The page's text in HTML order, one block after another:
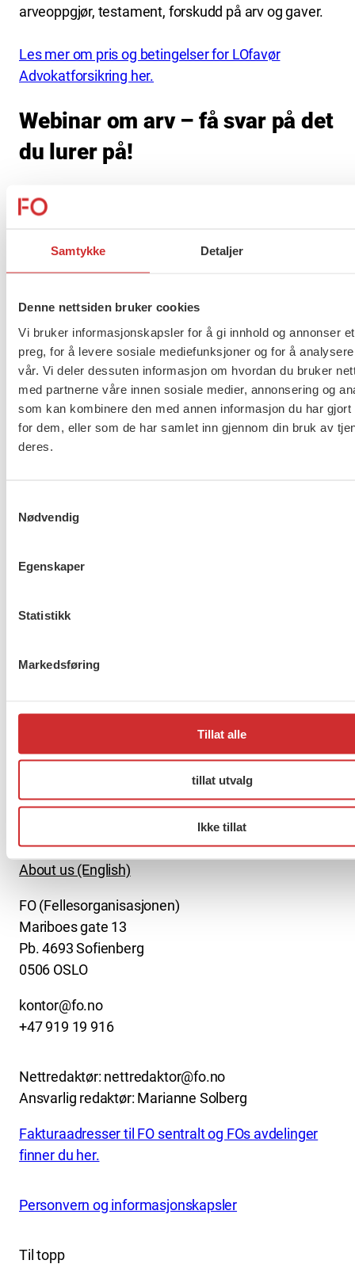
Samtykke Detaljer
Denne nettsiden bruker cookies
Vi bruker informasjonskapsler for å gi innhold og annonser
preg, for å levere sosiale mediefunksjoner og for å
vår. Vi deler dessuten informasjon om hvordan du bruker
med partnerne våre innen sosiale medier, annonsering og
som kan kombinere den med annen informasjon du har gjort
for dem, eller som de har samlet inn gjennom din bruk av
deres.
Nødvendig
Egenskaper
Statistikk
Markedsføring
Tillat alle
tillat utvalg
Ikke tillat
arveoppgjør, testament, forskudd på arv og gaver.
Les mer om pris og betingelser for LOfavør
Advokatforsikring her.
Webinar om arv – få svar på det
du lurer på!
Arverett kan være vanskelig og forvirrende. Hva er
reglene for forskudd på arv? Og hva gjør man når
hele: hvordan sikrer du en ny ektefelle i
gratis webinar med advokater fra HELP, hvor du
får svarene til det du lurer på.
Tidspunkt for webinaret er tirsdag 12. januar
klokken 11-12.
Meld deg på webinaret her.
About us (English)
FO (Fellesorganisasjonen)
Mariboes gate 13
Pb. 4693 Sofienberg
0506 OSLO
kontor@fo.no
+47 919 19 916
Nettredaktør: nettredaktor@fo.no
Ansvarlig redaktør: Marianne Solberg
Fakturaadresser til FO sentralt og FOs avdelinger
finner du her.
Personvern og informasjonskapsler
Til topp